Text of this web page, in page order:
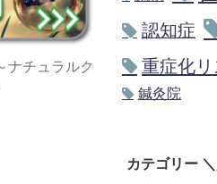
ナチュラルク
認知症
重症化リ
鍼灸院
カテゴリー